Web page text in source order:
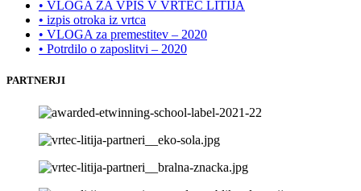
• VLOGA ZA VPIS V VRTEC LITIJA
• izpis otroka iz vrtca
• VLOGA za premestitev – 2020
• Potrdilo o zaposlitvi – 2020
PARTNERJI